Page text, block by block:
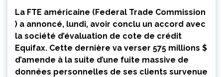
La FTE américaine (Federal Trade Commission
) a annoncé, lundi, avoir conclu un accord avec
la société d’évaluation de cote de crédit
Equifax. Cette dernière va verser 575 millions $
d’amende à la suite d’une fuite massive de
données personnelles de ses clients survenue